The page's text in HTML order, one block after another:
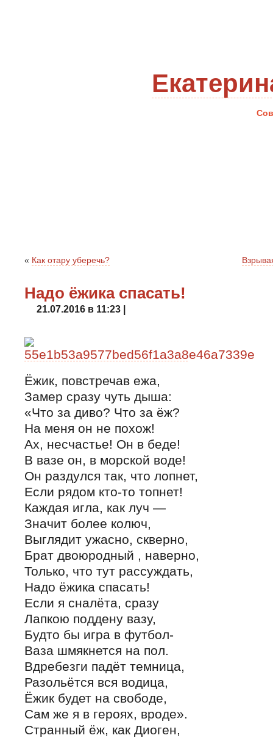
« Как отару уберечь?
Надо ёжика спасать!
21.07.2016 в 11:23 |
Ёжик, повстречав ежа,
Замер сразу чуть дыша:
«Что за диво? Что за ёж?
На меня он не похож!
Ах, несчастье! Он в беде!
В вазе он, в морской воде!
Он раздулся так, что лопнет,
Если рядом кто-то топнет!
Каждая игла, как луч —
Значит более колюч,
Выглядит ужасно, скверно,
Брат двоюродный , наверно,
Только, что тут рассуждать,
Надо ёжика спасать!
Если я сналёта, сразу
Лапкою поддену вазу,
Будто бы игра в футбол-
Ваза шмякнется на пол.
Вдребезги падёт темница,
Разольётся вся водица,
Ёжик будет на свободе,
Сам же я в героях, вроде».
Странный ёж, как Диоген,